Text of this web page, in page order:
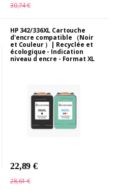
30,74 €
HP 342/336XL Cartouche
d'encre compatible （Noir
et Couleur ）| Recyclée et
écologique - Indication
niveau d encre - Format XL
22,89 €
28,61 €